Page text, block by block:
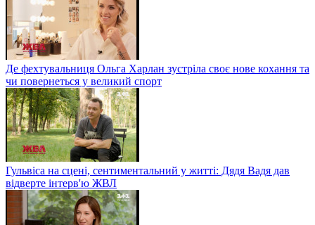
Де фехтувальниця Ольга Харлан зустріла своє нове кохання та
чи повернеться у великий спорт
Гульвіса на сцені, сентиментальний у житті: Дядя Вадя дав
відверте інтерв'ю ЖВЛ